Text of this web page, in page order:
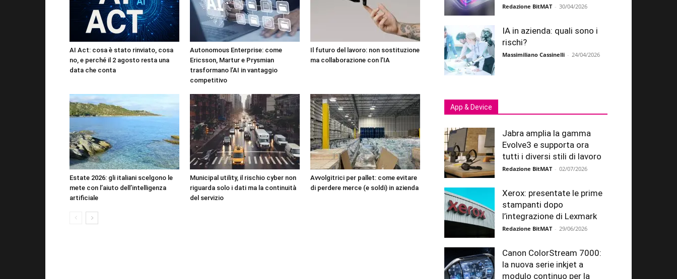
AI Act: cosa è stato rinviato, cosa
no, e perché il 2 agosto resta una
data che conta
Autonomous Enterprise: come
Ericsson, Martur e Prysmian
trasformano l’AI in vantaggio
competitivo
Il futuro del lavoro: non sostituzione
ma collaborazione con l’IA
Estate 2026: gli italiani scelgono le
mete con l’aiuto dell’intelligenza
artificiale
Municipal utility, il rischio cyber non
riguarda solo i dati ma la continuità
del servizio
Avvolgitrici per pallet: come evitare
di perdere merce (e soldi) in azienda
Redazione BitMAT - 30/04/2026
IA in azienda: quali sono i
rischi?
Massimiliano Cassinelli - 24/04/2026
App & Device
Jabra amplia la gamma
Evolve3 e supporta ora
tutti i diversi stili di lavoro
Redazione BitMAT - 02/07/2026
Xerox: presentate le prime
stampanti dopo
l’integrazione di Lexmark
Redazione BitMAT - 29/06/2026
Canon ColorStream 7000:
la nuova serie inkjet a
modulo continuo per la